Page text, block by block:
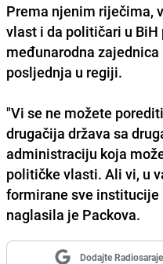
Prema njenim riječima,
vlast i da političari u BiH
međunarodna zajednica
posljednja u regiji.
"Vi se ne možete
drugačija država sa
administraciju koja
političke vlasti. Ali vi, u
formirane sve institucije
naglasila je Packova.
Dodajte